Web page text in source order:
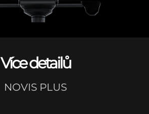
Více detailů
NOVIS PLUS